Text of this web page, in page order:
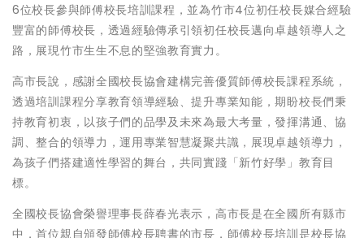
6位校長參與師傅校長培訓課程，並為竹市4位初任校長媒合經驗
豐富的師傅校長，透過經驗傳承引領初任校長邁向卓越領導人之
路，展現竹市生生不息的堅強教育實力。
高市長說，感謝全國校長協會建構完善優質師傅校長課程系統，
透過培訓課程分享教育領導經驗、提升專業知能，期盼校長們秉
持教育初衷，以孩子們的品學及未來為最大考量，發揮溝通、協
調、整合的領導力，運用專業智慧凝聚共識，展現卓越領導力，
為孩子們搭建適性學習的舞台，共同實踐「新竹好學」教育目
標。
全國校長協會榮譽理事長薛春光表示，高市長是在全國所有縣市
中，首位親自頒發師傅校長聘書的市長，師傅校長培訓是校長協